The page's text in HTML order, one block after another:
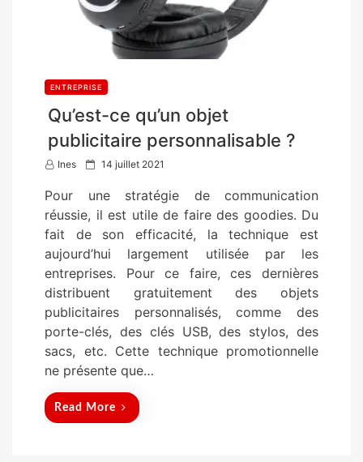
ENTREPRISE
Qu’est-ce qu’un objet
publicitaire personnalisable ?
Ines
P
s
d
o
n
14 juillet 2021
Pour une stratégie de communication
réussie, il est utile de faire des goodies. Du
fait de son efficacité, la technique est
aujourd’hui largement utilisée par les
entreprises. Pour ce faire, ces dernières
distribuent gratuitement des objets
publicitaires personnalisés, comme des
porte-clés, des clés USB, des stylos, des
sacs, etc. Cette technique promotionnelle
ne présente que…
Read More